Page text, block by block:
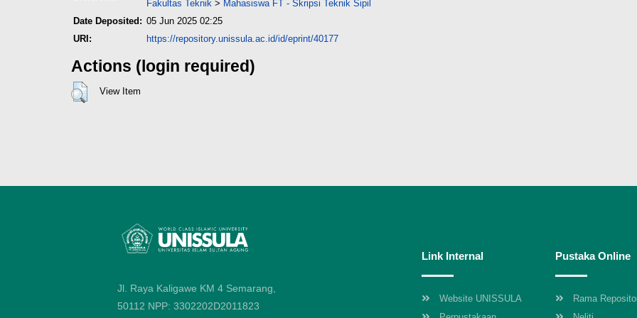
Fakultas Teknik > Mahasiswa FT - Skripsi Teknik Sipil
Date Deposited: 05 Jun 2025 02:25
URI:
https://repository.unissula.ac.id/id/eprint/40177
Actions (login required)
View Item
Jl. Raya Kaligawe KM 4 Semarang,
50112 NPP: 3302202D2011823
Link Internal
Website UNISSULA
Pustaka Online
Rama